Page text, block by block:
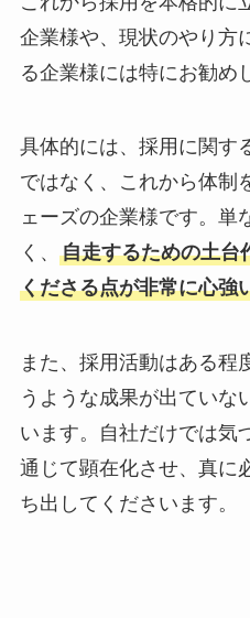
企業様や、現状のやり方
る企業様には特にお勧め
具体的には、採用に関す
ではなく、これから体制
ェーズの企業様です。単
く、 自走するための土台
くださる点が非常に心強
また、採用活動はある程
うような成果が出ていな
います。自社だけでは気
通じて顕在化させ、真に
ち出してくださいます。